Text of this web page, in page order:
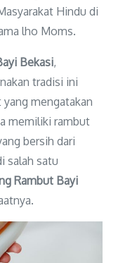
Hindu di
lho Moms.
Bekasi,
tradisi ini
yang mengatakan
memiliki rambut
bersih dari
salah satu
Rambut Bayi